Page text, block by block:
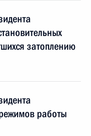
затоплению
работы